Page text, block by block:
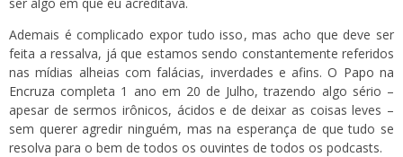
Ademais é complicado expor tudo isso, mas acho que deve ser
feita a ressalva, já que estamos sendo constantemente referidos
nas mídias alheias com falácias, inverdades e afins. O Papo na
Encruza completa 1 ano em 20 de Julho, trazendo algo sério –
apesar de sermos irônicos, ácidos e de deixar as coisas leves –
sem querer agredir ninguém, mas na esperança de que tudo se
resolva para o bem de todos os ouvintes de todos os podcasts.